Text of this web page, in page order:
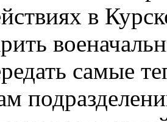
в
самые